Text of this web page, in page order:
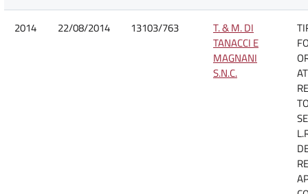
2014 22/08/2014 13103/763
T. & M. DI
TANACCI E
MAGNANI
S.N.C.